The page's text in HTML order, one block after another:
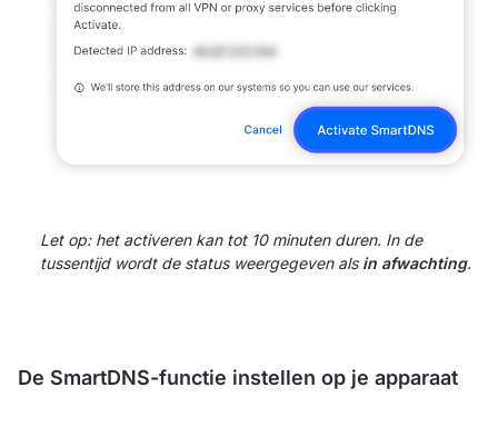
Let op: het activeren kan tot 10 minuten duren. In de
tussentijd wordt de status weergegeven als in afwachting.
De SmartDNS-functie instellen op je apparaat